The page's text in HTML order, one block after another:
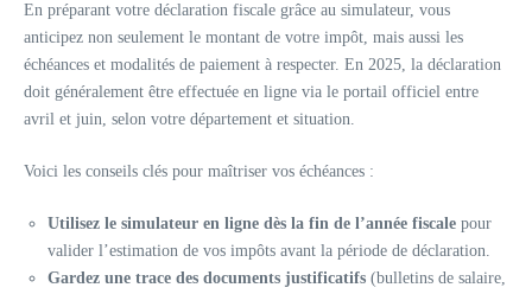
En préparant votre déclaration fiscale grâce au simulateur, vous
anticipez non seulement le montant de votre impôt, mais aussi les
échéances et modalités de paiement à respecter. En 2025, la déclaration
doit généralement être effectuée en ligne via le portail officiel entre
avril et juin, selon votre département et situation.
Voici les conseils clés pour maîtriser vos échéances :
Utilisez le simulateur en ligne dès la fin de l’année fiscale pour
valider l’estimation de vos impôts avant la période de déclaration.
Gardez une trace des documents justificatifs (bulletins de salaire,